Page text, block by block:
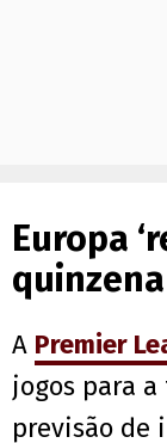
Europa
A Premier
jogos para a
previsão de